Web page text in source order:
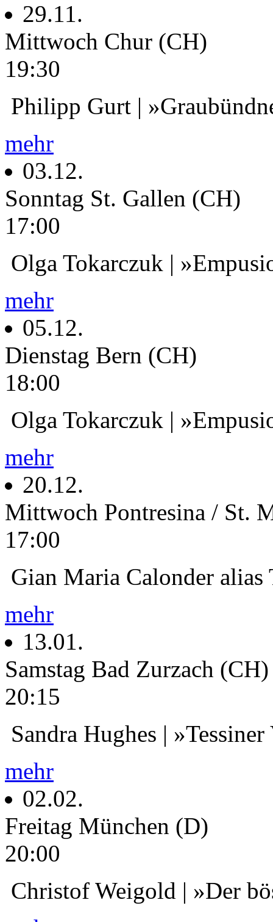
29.11.
Mittwoch Chur (CH)
19:30
Philipp Gurt |
mehr
03.12.
Sonntag St. Gallen (CH)
17:00
Olga Tokarczuk |
mehr
05.12.
Dienstag Bern (CH)
18:00
Olga Tokarczuk |
mehr
20.12.
Mittwoch Pontresina / St.
17:00
Gian Maria Calonder
mehr
13.01.
Samstag Bad Zurzach (CH)
20:15
Sandra Hughes |
mehr
02.02.
Freitag München (D)
20:00
Christof Weigold | »Der